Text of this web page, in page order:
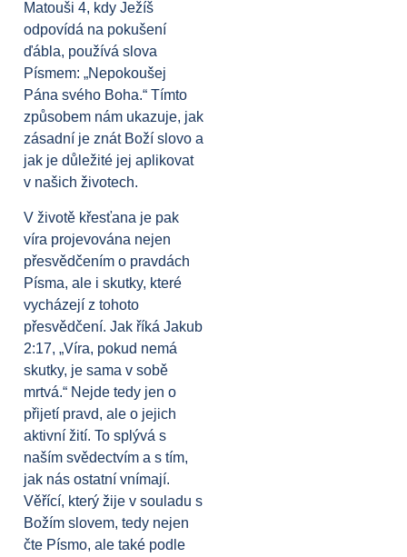
Matouši 4, kdy Ježíš
odpovídá na pokušení
ďábla, používá slova
Písmem: „Nepokoušej
Pána svého Boha.“ Tímto
způsobem nám ukazuje, jak
zásadní je znát Boží slovo a
jak je důležité jej aplikovat
v našich životech.
V životě křesťana je pak
víra projevována nejen
přesvědčením o pravdách
Písma, ale i skutky, které
vycházejí z tohoto
přesvědčení. Jak říká Jakub
2:17, „Víra, pokud nemá
skutky, je sama v sobě
mrtvá.“ Nejde tedy jen o
přijetí pravd, ale o jejich
aktivní žití. To splývá s
naším svědectvím a s tím,
jak nás ostatní vnímají.
Věřící, který žije v souladu s
Božím slovem, tedy nejen
čte Písmo, ale také podle